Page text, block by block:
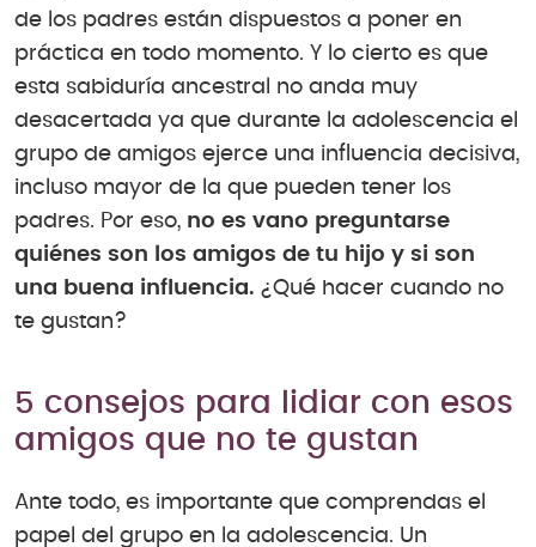
de los padres están dispuestos a poner en
práctica en todo momento. Y lo cierto es que
esta sabiduría ancestral no anda muy
desacertada ya que durante la adolescencia el
grupo de amigos ejerce una influencia decisiva,
incluso mayor de la que pueden tener los
padres. Por eso, no es vano preguntarse
quiénes son los amigos de tu hijo y si son
una buena influencia. ¿Qué hacer cuando no
te gustan?
5 consejos para lidiar con esos
amigos que no te gustan
Ante todo, es importante que comprendas el
papel del grupo en la adolescencia. Un